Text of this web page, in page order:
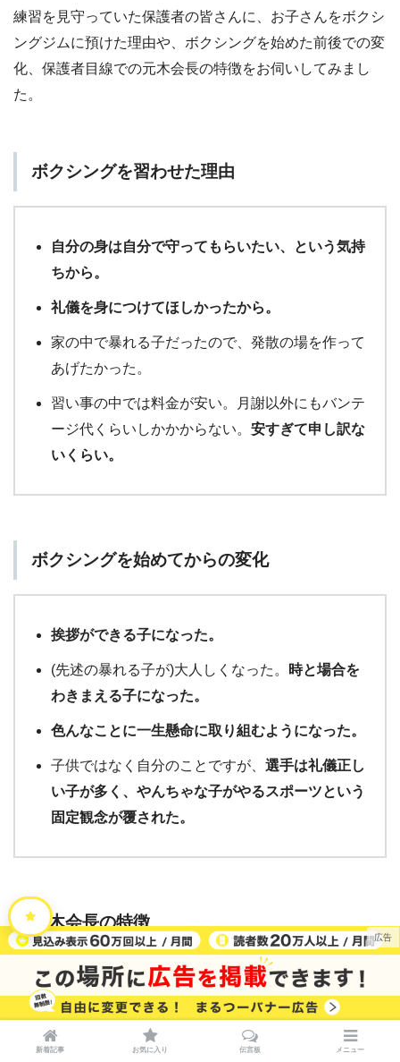
練習を見守っていた保護者の皆さんに、お子さんをボクシ
ングジムに預けた理由や、ボクシングを始めた前後での変
化、保護者目線での元木会長の特徴をお伺いしてみまし
た。
ボクシングを習わせた理由
自分の身は自分で守ってもらいたい、という気持
ちから。
礼儀を身につけてほしかったから。
家の中で暴れる子だったので、発散の場を作って
あげたかった。
習い事の中では料金が安い。月謝以外にもバンテ
ージ代くらいしかかからない。 安すぎて申し訳な
いくらい。
ボクシングを始めてからの変化
挨拶ができる子になった。
(先述の暴れる子が)大人しくなった。
時と場合を
わきまえる子になった。
色んなことに一生懸命に取り組むようになった。
子供ではなく自分のことですが、 選手は礼儀正し
い子が多く、やんちゃな子がやるスポーツという
固定観念が覆された。
元木会長の特徴
教え方がとても丁寧。
えこひいきせず、一人ひとり親身になって教えて
くれるし、叱る時はちゃんと叱ってくれる。
新着記事 お気に入り 伝言板 メニュー